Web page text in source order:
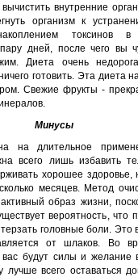
внутренние
организм к
токсинов
дней, после чего вы
Диета очень
готовить. Эта диета
Свежие фрукты -
Минусы
на длительное
всего лишь избавить
хорошее здоровье,
месяцев. Метод
образ жизни,
вероятность, что
головные боли. Это
от шлаков. Во
будут силы и желание
лучше всего оставаться